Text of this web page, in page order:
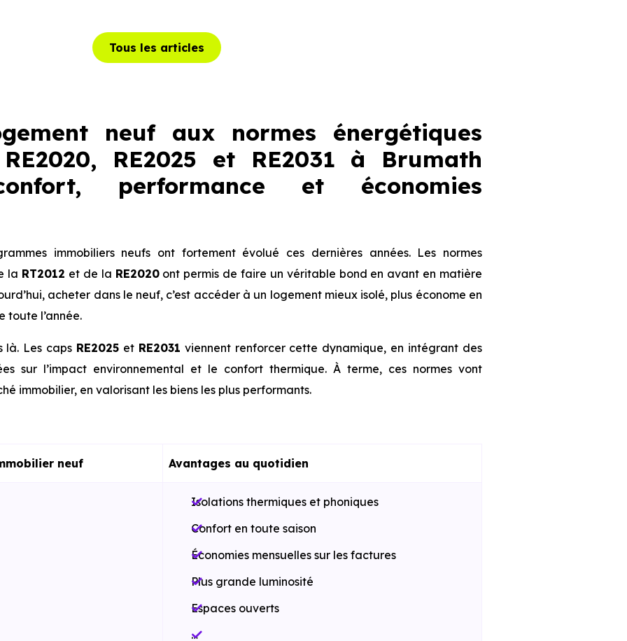
Tous les articles
neuf aux normes énergétiques
RE2020, RE2025 et RE2031 à Brumath
performance et économies
immobiliers neufs ont fortement évolué ces dernières années. Les normes
la RT2012 et de la RE2020ont permis de faire un véritable bond en avant en matière
acheter dans le neuf, c’est accéder à un logement mieux isolé, plus économe en
toute l’année.
là. Les caps RE2025 et RE2031 viennent renforcer cette dynamique, en intégrant des
sur l’impact environnemental et le confort thermique. À terme, ces normes vont
immobilier, en valorisant les biens les plus performants.
neuf Avantages au quotidien
Isolations thermiques et phoniques
Confort en toute saison
Économies mensuelles sur les factures
Plus grande luminosité
Espaces ouverts
…